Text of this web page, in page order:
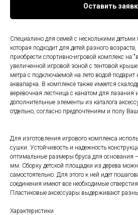
Оставить
Специалино для семей с несколькими
которая подходит для детей разного
приобрести спортивно-игровой комплекс на
увеличенной игровой зоной с тентовой
метра с подключаемой на лето водой
аквапарка. В комплексе также имеется
веревочная лестница с канатом для
дополнительные элементы из каталога
отдельно, согласно предпочтениям и полу
Для изготовления игрового комплекса
сушки. Устойчивость и надежность
оптимальные размеры бруса для основания
мм. Сборку детской площадки из дерева
самостоятельно. Для этого к ней идет
соединения имеют все необходимые
Пластиковые аксессуары выдерживают
Характеристики